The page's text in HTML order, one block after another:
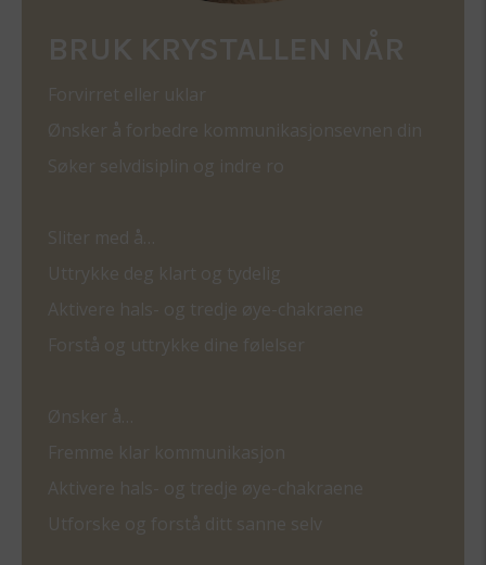
BRUK KRYSTALLEN NÅR
Forvirret eller uklar
Ønsker å forbedre kommunikasjonsevnen din
Søker selvdisiplin og indre ro
Sliter med å…
Uttrykke deg klart og tydelig
Aktivere hals- og tredje øye-chakraene
Forstå og uttrykke dine følelser
Ønsker å…
Fremme klar kommunikasjon
Aktivere hals- og tredje øye-chakraene
Utforske og forstå ditt sanne selv